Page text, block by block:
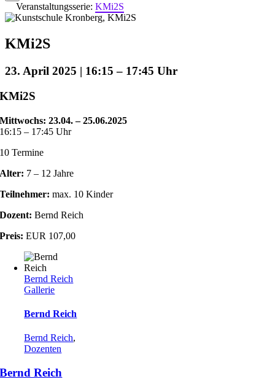
Veranstaltungsserie: KMi2S
KMi2S
23. April 2025 | 16:15 – 17:45
KMi2S
Mittwochs: 23.04. – 25.06.2025
16:15 – 17:45 Uhr
10 Termine
Alter: 7 – 12 Jahre
Teilnehmer: max. 10 Kinder
Dozent: Bernd Reich
Preis: EUR 107,00
Bernd Reich
Gallerie
Bernd Reich
Bernd Reich,
Dozenten
Bernd Reich